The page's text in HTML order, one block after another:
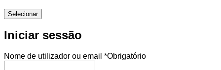
Selecionar
Iniciar sessão
Nome de utilizador ou email *Obrigatório